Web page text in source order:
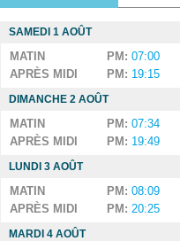
SAMEDI 1 AOÛT
MATIN PM: 07:00
APRÈS MIDI
PM: 19:15
DIMANCHE 2 AOÛT
MATIN PM: 07:34
APRÈS MIDI
PM: 19:49
LUNDI 3 AOÛT
MATIN PM: 08:09
APRÈS MIDI
PM: 20:25
MARDI 4 AOÛT